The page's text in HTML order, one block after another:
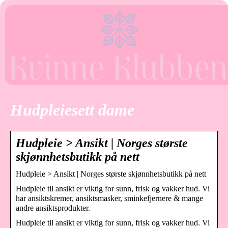
Hudpleiesett dame
Hudpleie > Ansikt | Norges største
skjønnhetsbutikk på nett
Hudpleie > Ansikt | Norges største skjønnhetsbutikk på nett
Hudpleie til ansikt er viktig for sunn, frisk og vakker hud. Vi
har ansiktskremer, ansiktsmasker, sminkefjernere & mange
andre ansiktsprodukter.
Hudpleie til ansikt er viktig for sunn, frisk og vakker hud. Vi